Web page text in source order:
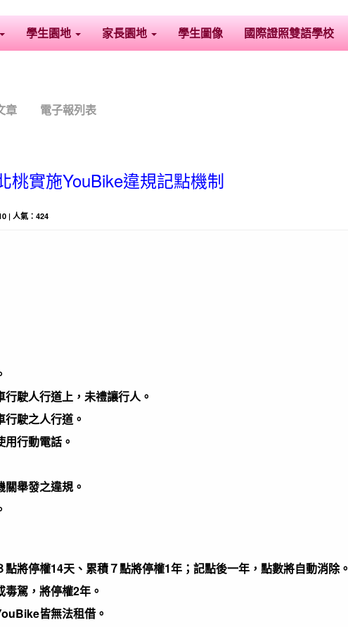
學生園地 家長園地 學生圖像 國際證照雙語學校
章 電子報列表
桃實施YouBike違規記點機制
| 人氣：424
駛人行道上，未禮讓行人。
駛之人行道。
行動電話。
舉發之違規。
將停權14天、累積７點將停權1年；記點後一年，點數將自動消除。
駕，將停權2年。
皆無法租借。